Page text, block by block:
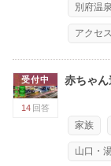
別府温泉
アクセ
受付中
14 回答
赤ちゃ
家族
山口・